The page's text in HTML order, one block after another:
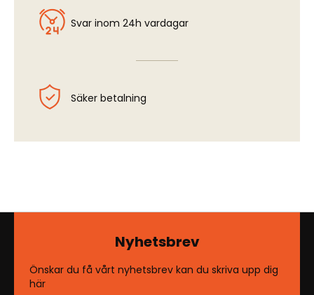
Svar inom 24h vardagar
Säker betalning
Nyhetsbrev
Önskar du få vårt nyhetsbrev kan du skriva upp dig
här